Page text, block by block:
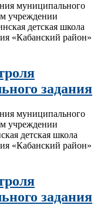
муниципального
учреждении
детская школа
«Кабанский район»
задания
муниципального
учреждении
детская школа
«Кабанский район»
задания